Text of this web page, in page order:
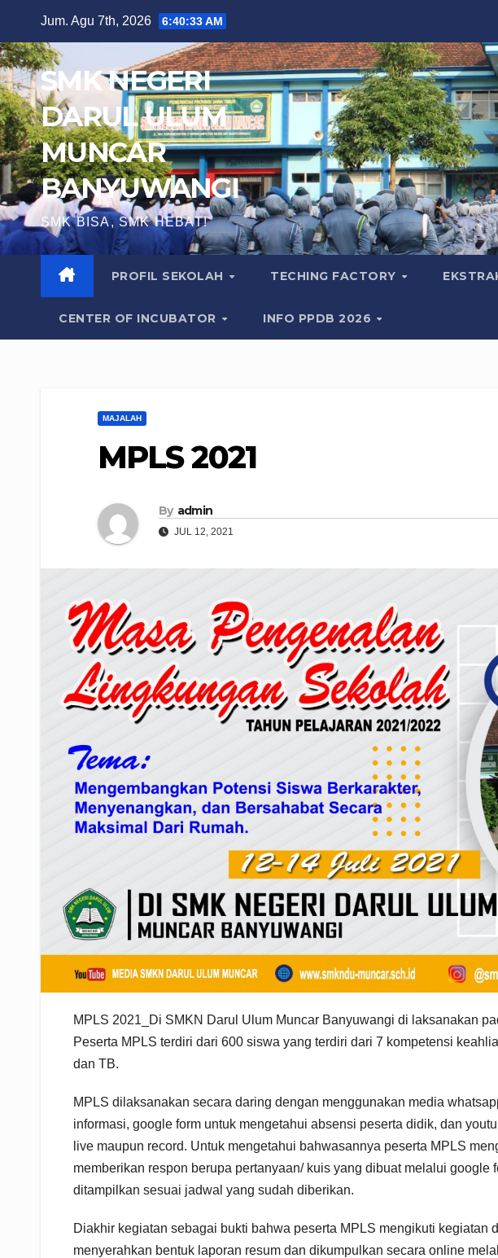
content
Jum. Agu 7th, 2026 6:40:34 AM
SMK NEGERI
DARUL ULUM
MUNCAR
BANYUWANGI
SMK BISA, SMK HEBAT!
PROFIL SEKOLAH TECHING FACTORY
CENTER OF INCUBATOR INFO PPDB 2026
MAJALAH
MPLS 2021
By admin
JUL 12, 2021
MPLS 2021_Di SMKN Darul Ulum Muncar Banyuwangi di laksanakan
Peserta MPLS terdiri dari 600 siswa yang terdiri dari 7 kompetensi
dan TB.
MPLS dilaksanakan secara daring dengan menggunakan media
informasi, google form untuk mengetahui absensi peserta didik, dan
live maupun record. Untuk mengetahui bahwasannya peserta MPLS
memberikan respon berupa pertanyaan/ kuis yang dibuat melalui google
ditampilkan sesuai jadwal yang sudah diberikan.
Diakhir kegiatan sebagai bukti bahwa peserta MPLS mengikuti kegiatan
menyerahkan bentuk laporan resum dan dikumpulkan secara online